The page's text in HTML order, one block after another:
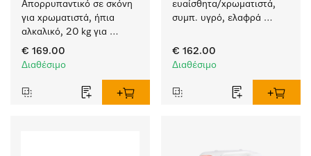
Απορρυπαντικό σε σκόνη
για χρωματιστά, ήπια
αλκαλικό, 20 kg για
πλύσιμο χρωματιστών
χωρίς να ξεθωριάζουν.
€ 169.00
Διαθέσιμο
ευαίσθητα/χρωματιστά,
συμπ. υγρό, ελαφρά
πλύσιμο χρωματιστών
αντικειμένων και
€ 162.00
Διαθέσιμο